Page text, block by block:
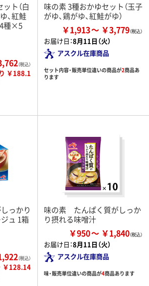
ト（白
、紅鮭
4種×5
（税込）
￥188.1
味の素 3種おかゆセット（玉子
がゆ、鶏がゆ、紅鮭がゆ）
￥1,913 ￥3,779
お届け日：8月11日（火）
アスクル在庫商品
セット内容・販売単位違いの商品が2商品あ
ります
っかり
ュ 1箱
（税込）
￥128.14
味の素 たんぱく質がしっか
り摂れる味噌汁
￥950 ￥1,840
お届け日：8月11日（火）
アスクル在庫商品
味・販売単位違いの商品が4商品あります